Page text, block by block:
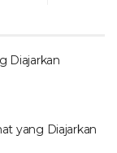
Diajarkan
yang Diajarkan